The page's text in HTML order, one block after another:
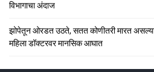
विभागाचा अंदाज
झोपेतून ओरडत उठते, सतत कोणीतरी मारत
महिला डॉक्टरवर मानसिक आघात